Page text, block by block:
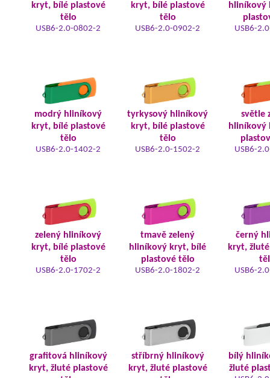
kryt, bílé plastové
tělo
USB6-2.0-0802-2
kryt, bílé plastové
tělo
USB6-2.0-0902-2
hliníkový
USB6-
modrý hliníkový
kryt, bílé plastové
tělo
USB6-2.0-1402-2
tyrkysový hliníkový
kryt, bílé plastové
tělo
USB6-2.0-1502-2
světle
hliníkový
USB6-
zelený hliníkový
kryt, bílé plastové
tělo
USB6-2.0-1702-2
tmavě zelený
hliníkový kryt, bílé
plastové tělo
USB6-2.0-1802-2
černý
kryt,
USB6-
grafitová hliníkový
kryt, žluté plastové
stříbrný hliníkový
kryt, žluté plastové
bílý
žluté